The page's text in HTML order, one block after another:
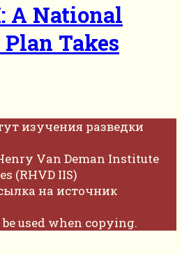
A National
Takes
изучения разведки
Van Deman Institute
(RHVD IIS)
на источник
used when copying.